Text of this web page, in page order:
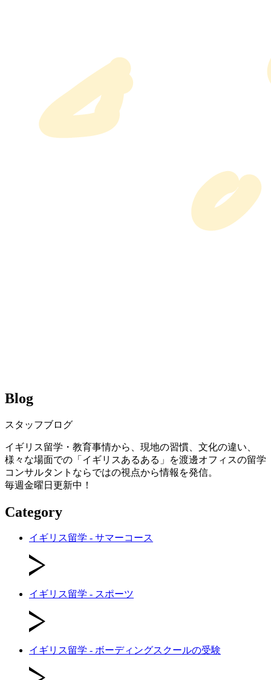
Blog
スタッフブログ
イギリス留学・教育事情から、現地の習慣、文化の違い、
様々な場面での「イギリスあるある」を渡邊オフィスの留学
コンサルタントならではの視点から情報を発信。
毎週金曜日更新中！
Category
イギリス留学 - サマーコース
イギリス留学 - スポーツ
イギリス留学 - ボーディングスクールの受験